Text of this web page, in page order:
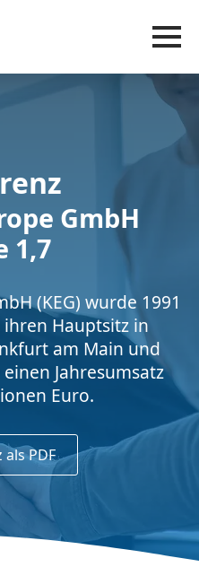
GmbH
1,7
(KEG) wurde 1991
Hauptsitz in
am Main und
Jahresumsatz
Euro.
PDF